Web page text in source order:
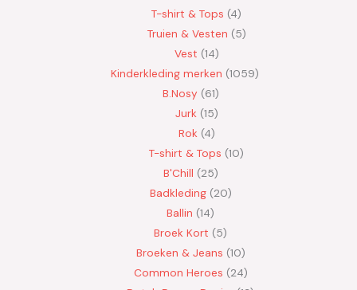
T-shirt & Tops 4
Truien & Vesten 5
Vest 14
Kinderkleding merken 1059
B.Nosy 61
Jurk 15
Rok 4
T-shirt & Tops 10
B'Chill 25
Badkleding 20
Ballin 14
Broek Kort 5
Broeken & Jeans 10
Common Heroes 24